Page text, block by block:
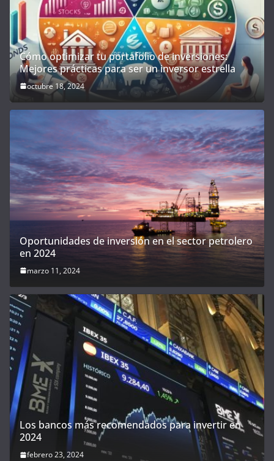
Cómo optimizar tu portafolio de inversiones:
Mejores prácticas para ser un inversor estrella
octubre 18, 2024
Oportunidades de inversión en el sector petrolero
en 2024
marzo 11, 2024
Los bancos más recomendados para invertir en
2024
febrero 23, 2024